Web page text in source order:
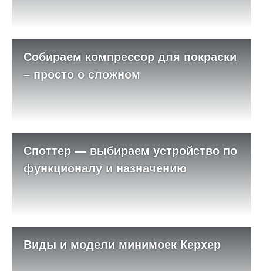
Собираем компрессор для покраски
– просто о сложном
Споттер — выбираем устройство по
функционалу и назначению
Виды и модели минимоек Керхер